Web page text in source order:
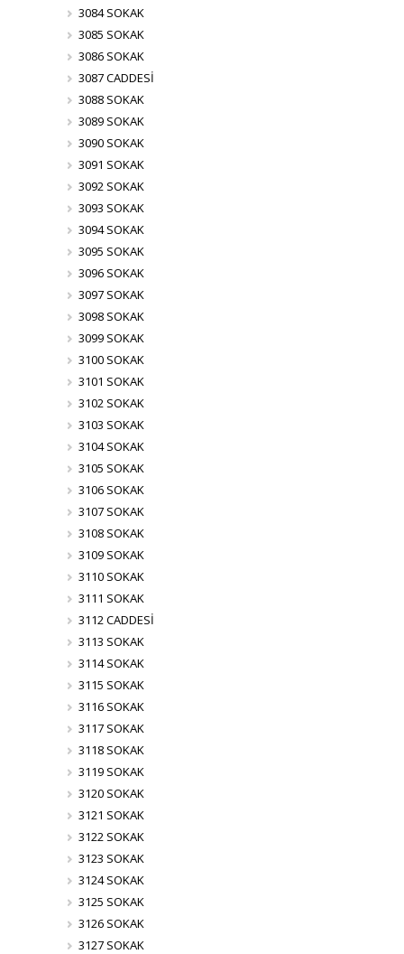
3084 SOKAK
3085 SOKAK
3086 SOKAK
3087 CADDESİ
3088 SOKAK
3089 SOKAK
3090 SOKAK
3091 SOKAK
3092 SOKAK
3093 SOKAK
3094 SOKAK
3095 SOKAK
3096 SOKAK
3097 SOKAK
3098 SOKAK
3099 SOKAK
3100 SOKAK
3101 SOKAK
3102 SOKAK
3103 SOKAK
3104 SOKAK
3105 SOKAK
3106 SOKAK
3107 SOKAK
3108 SOKAK
3109 SOKAK
3110 SOKAK
3111 SOKAK
3112 CADDESİ
3113 SOKAK
3114 SOKAK
3115 SOKAK
3116 SOKAK
3117 SOKAK
3118 SOKAK
3119 SOKAK
3120 SOKAK
3121 SOKAK
3122 SOKAK
3123 SOKAK
3124 SOKAK
3125 SOKAK
3126 SOKAK
3127 SOKAK